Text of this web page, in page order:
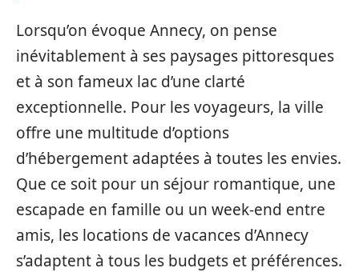
Lorsqu’on évoque Annecy, on pense
inévitablement à ses paysages pittoresques
et à son fameux lac d’une clarté
exceptionnelle. Pour les voyageurs, la ville
offre une multitude d’options
d’hébergement adaptées à toutes les envies.
Que ce soit pour un séjour romantique, une
escapade en famille ou un week-end entre
amis, les locations de vacances d’Annecy
s’adaptent à tous les budgets et préférences.